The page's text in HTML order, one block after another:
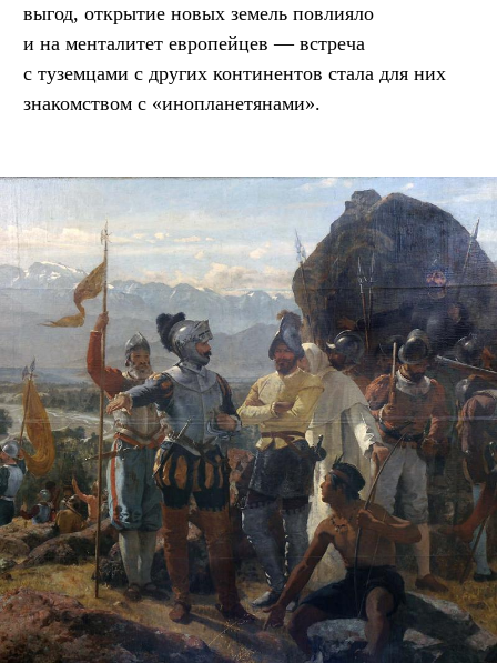
выгод, открытие новых земель повлияло
и на менталитет европейцев — встреча
с туземцами с других континентов стала для них
знакомством с «инопланетянами».